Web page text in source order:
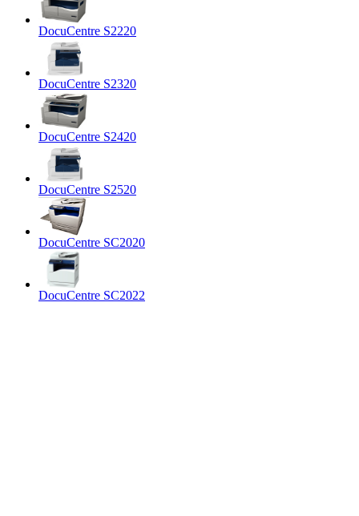
DocuCentre S2220
DocuCentre S2320
DocuCentre S2420
DocuCentre S2520
DocuCentre SC2020
DocuCentre SC2022